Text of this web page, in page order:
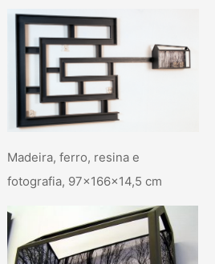
Madeira, ferro, resina e
fotografia, 97x166x14,5 cm